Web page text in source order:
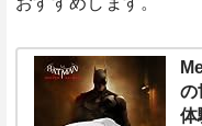
の
体